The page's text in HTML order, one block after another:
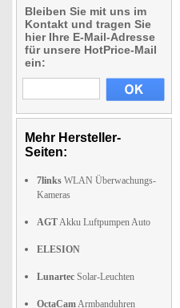
Bleiben Sie mit uns im
Kontakt und tragen Sie
hier Ihre E-Mail-Adresse
für unsere HotPrice-Mail
ein:
Mehr Hersteller-
Seiten:
7links WLAN Überwachungs-
Kameras
AGTAkku Luftpumpen Auto
ELESION
Lunartec Solar-Leuchten
OctaCamArmbanduhren